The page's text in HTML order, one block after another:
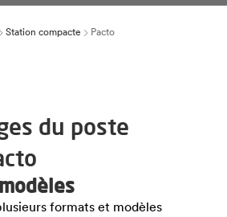
Station compacte Pacto
du poste
formats et modèles